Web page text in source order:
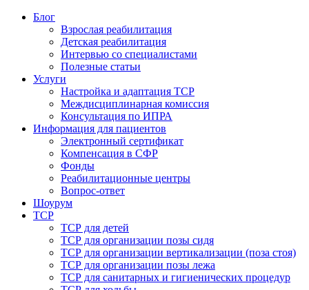
Блог
Взрослая реабилитация
Детская реабилитация
Интервью со специалистами
Полезные статьи
Услуги
Настройка и адаптация ТСР
Междисциплинарная комиссия
Консультация по ИПРА
Информация для пациентов
Электронный сертификат
Компенсация в СФР
Фонды
Реабилитационные центры
Вопрос-ответ
Шоурум
ТСР
ТСР для детей
ТСР для организации позы сидя
ТСР для организации вертикализации (поза стоя)
ТСР для организации позы лежа
ТСР для санитарных и гигиенических процедур